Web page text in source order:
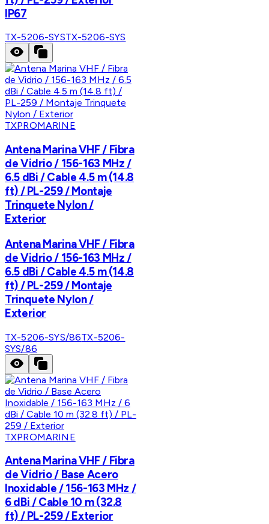
IP67
TX-5206-SYSTX-5206-SYS
TXPROMARINE
Antena Marina VHF / Fibra
de Vidrio / 156-163 MHz /
6.5 dBi / Cable 4.5 m (14.8
ft) / PL-259 / Montaje
Trinquete Nylon /
Exterior
Antena Marina VHF / Fibra
de Vidrio / 156-163 MHz /
6.5 dBi / Cable 4.5 m (14.8
ft) / PL-259 / Montaje
Trinquete Nylon /
Exterior
TX-5206-SYS/86TX-5206-
SYS/86
TXPROMARINE
Antena Marina VHF / Fibra
de Vidrio / Base Acero
Inoxidable / 156-163 MHz /
6 dBi / Cable 10 m (32.8
ft) / PL-259 / Exterior